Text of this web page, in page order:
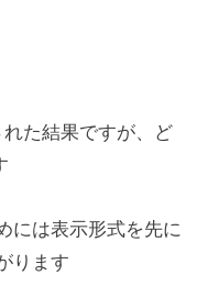
た結果ですが、ど
には表示形式を先に
ります